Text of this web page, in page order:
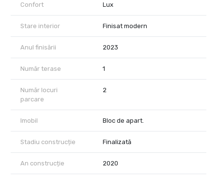
Confort Lux
Stare interior Finisat modern
Anul finisării 2023
Număr terase 1
Număr locuri
parcare
2
Imobil Bloc de apart.
Stadiu construcție Finalizată
An construcție 2020